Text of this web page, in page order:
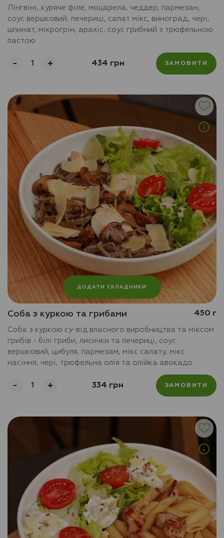
Лінгвіні, куряче філе, моцарела, чеддер, пармезан,
соус вершковий, печериці, салат мікс, виноград, чері,
шпинат, мікрогрін, арахіс, соус грибний з трюфельною
пастою
- + 434 грн ЗАМОВИТИ
ДОДАТИ СКЛАДНИКИ
Соба з куркою та грибами 450 г
Соба з куркою су-від власного виробництва та міксом
грибів - білі гриби, лисички та печериці, соус
вершковий, цибуля, пармезам, мікс салату, мікс
насіння, чері, трюфельна олія та олійка авокадо
- + 334 грн ЗАМОВИТИ